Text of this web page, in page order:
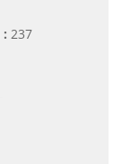
: 237